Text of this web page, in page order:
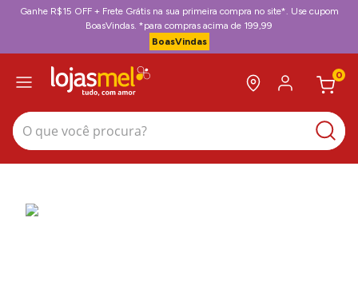
Ganhe R$15 OFF + Frete Grátis na sua primeira compra no site*. Use cupom
BoasVindas. *para compras acima de 199,99
BoasVindas
0
O que você procura?